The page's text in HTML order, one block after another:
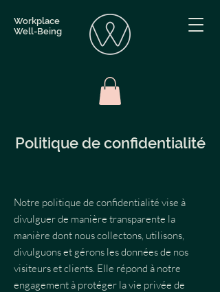
Workplace
Well-Being
Politique de confidentialité
Notre politique de confidentialité vise à
divulguer de manière transparente la
manière dont nous collectons, utilisons,
divulguons et gérons les données de nos
visiteurs et clients. Elle répond à notre
engagement à protéger la vie privée de